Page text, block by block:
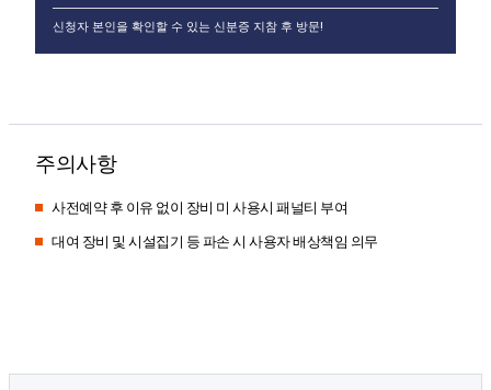
신청자 본인을 확인할 수 있는 신분증 지참 후 방문!
주의사항
사전예약 후 이유 없이 장비 미 사용시 패널티 부여
대여 장비 및 시설집기 등 파손 시 사용자 배상책임 의무